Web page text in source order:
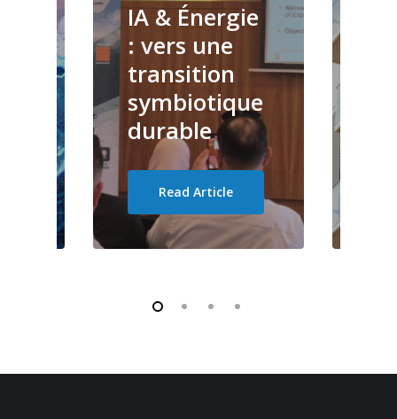
IA & Énergie
: vers une
transition
symbiotique
durable
Read Article